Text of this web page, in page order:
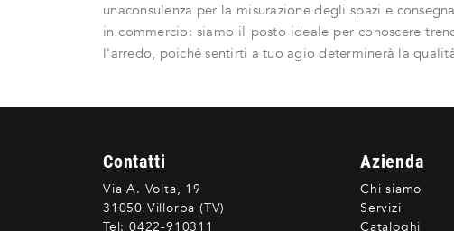
unaconsulenza per la misurazione degli spazi e
in commercio: siamo il posto ideale per conoscere
l'arredo, poiché sentirti a tuo agio determinerà la
Contatti
Via A. Volta, 19
31050 Villorba (TV)
Tel: 0422-910311
Azienda
Chi siamo
Servizi
Cataloghi